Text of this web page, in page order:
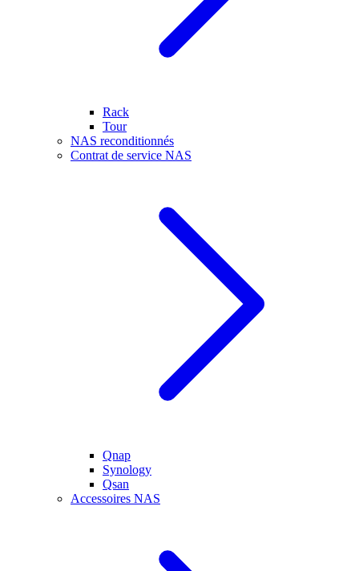
Rack
Tour
NAS reconditionnés
Contrat de service NAS
Qnap
Synology
Qsan
Accessoires NAS